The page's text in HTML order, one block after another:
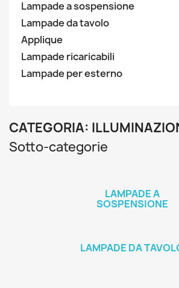
Lampade a sospensione
Lampade da tavolo
Applique
Lampade ricaricabili
Lampade per esterno
CATEGORIA:
Sotto-categorie
LAMPADE A
SOSPENSIONE
LAMPADE DA